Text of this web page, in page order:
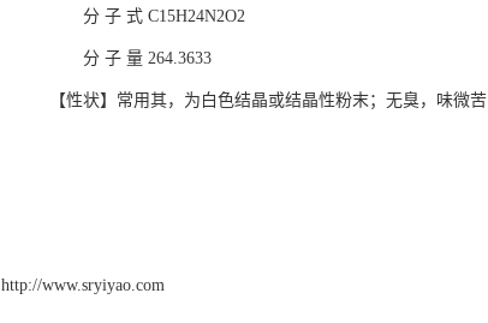
分 子 式 C15H24N2O2
分 子 量 264.3633
【性状】常用其，为白色结晶或结晶性粉末；无臭，味微苦
http://www.sryiyao.com